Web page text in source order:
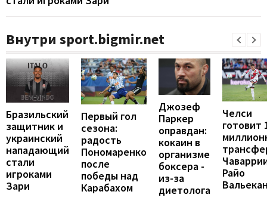
Внутри sport.bigmir.net
Бразильский
защитник и
украинский
нападающий
стали
игроками
Зари
Первый гол
сезона:
радость
Пономаренко
после
победы над
Карабахом
Джозеф
Паркер
оправдан:
кокаин в
организме
боксера -
из-за
диетолога
Челси
готовит
Райо